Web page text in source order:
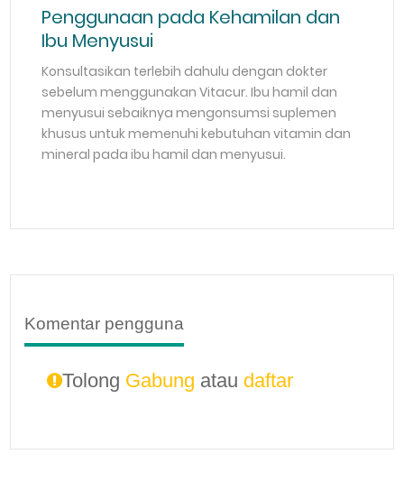
Penggunaan pada Kehamilan dan
Ibu Menyusui
Konsultasikan terlebih dahulu dengan dokter
sebelum menggunakan Vitacur. Ibu hamil dan
menyusui sebaiknya mengonsumsi suplemen
khusus untuk memenuhi kebutuhan vitamin dan
mineral pada ibu hamil dan menyusui.
Komentar pengguna
Tolong Gabung atau daftar